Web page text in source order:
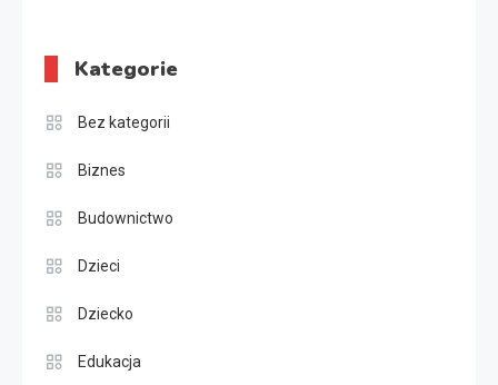
Kategorie
Bez kategorii
Biznes
Budownictwo
Dzieci
Dziecko
Edukacja